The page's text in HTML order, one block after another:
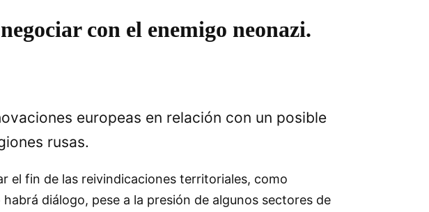
con el enemigo neonazi.
europeas en relación con un posible
rusas.
el fin de las reivindicaciones territoriales, como
diálogo, pese a la presión de algunos sectores de